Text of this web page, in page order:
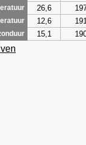
26,6
12,6
15,1